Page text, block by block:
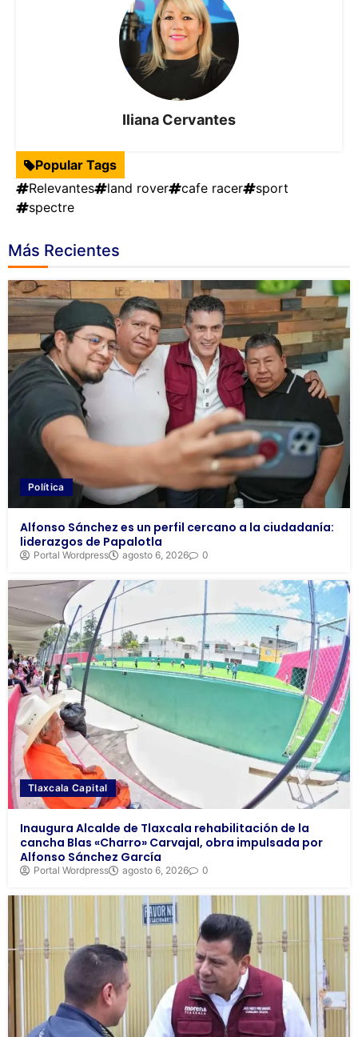
Iliana Cervantes
Popular Tags
Relevantes
land rover cafe racer
sport
spectre
Más Recientes
Política
Alfonso Sánchez es un perfil cercano a la ciudadanía:
liderazgos de Papalotla
Portal Wordpress agosto 6, 2026 0
Tlaxcala Capital
Inaugura Alcalde de Tlaxcala rehabilitación de la
cancha Blas «Charro» Carvajal, obra impulsada por
Alfonso Sánchez García
Portal Wordpress agosto 6, 2026 0